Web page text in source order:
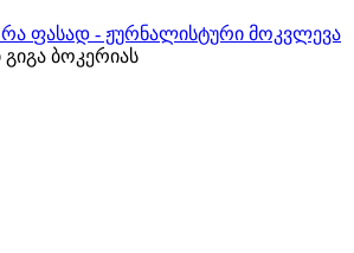
რა ფასად - ჟურნალისტური მოკვლევა
ბოკერიას